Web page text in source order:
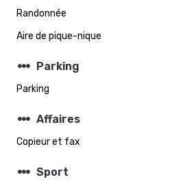
Randonnée
Aire de pique-nique
steppers Parking
Parking
steppers Affaires
Copieur et fax
steppers Sport